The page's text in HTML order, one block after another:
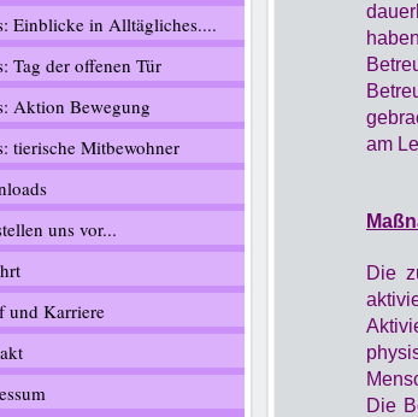
am
Die
Die
Einblicke in Alltägliches....
Tag der offenen Tür
Aktion Bewegung
tierische Mitbewohner
uns vor...
und Karriere